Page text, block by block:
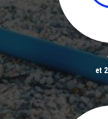
et